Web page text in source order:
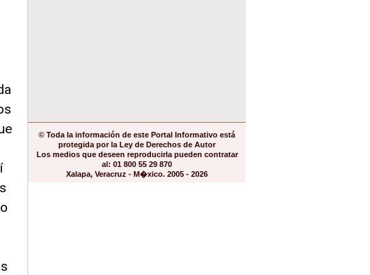
© Toda la información de este Portal Informativo está
protegida por la Ley de Derechos de Autor
Los medios que deseen reproducirla pueden contratar
al: 01 800 55 29 870
Xalapa, Veracruz - M�xico. 2005 - 2026